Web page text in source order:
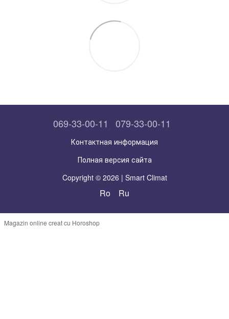
069-33-00-11 079-33-00-11
Контактная информация
Полная версия сайта
Copyright © 2026 | Smart Climat
Ro Ru
Magazin online creat cu Horoshop